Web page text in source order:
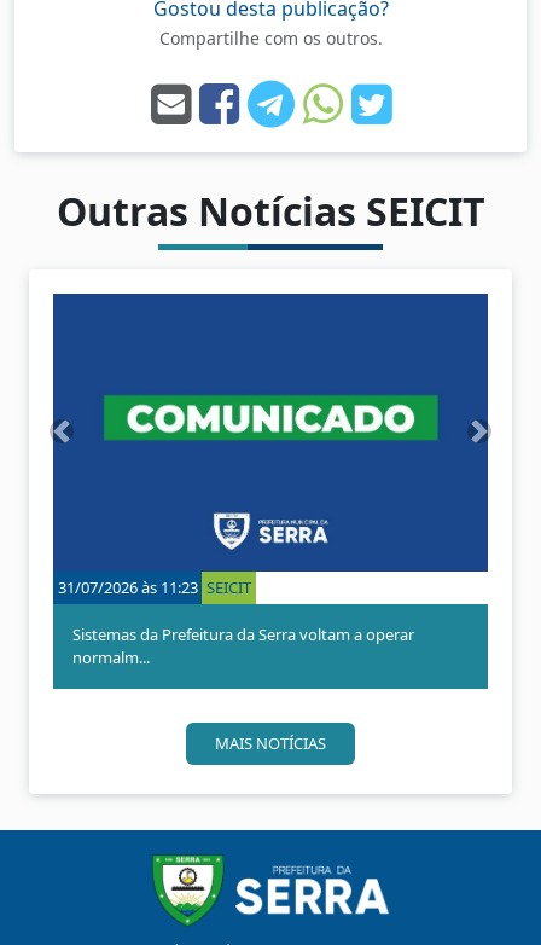
Gostou desta publicação?
Compartilhe com os outros.
Outras Notícias SEICIT
SEICIT
da Serra voltam a operar
Prefeitura da Serra informa
A
o
r
P
o
MAIS NOTÍCIAS